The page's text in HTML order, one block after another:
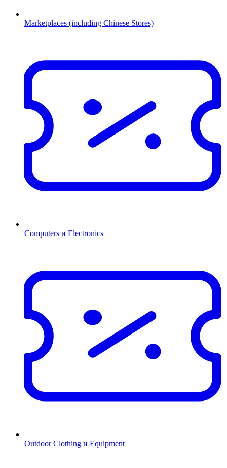
Marketplaces (including Chinese Stores)
Computers и Electronics
Outdoor Clothing и Equipment